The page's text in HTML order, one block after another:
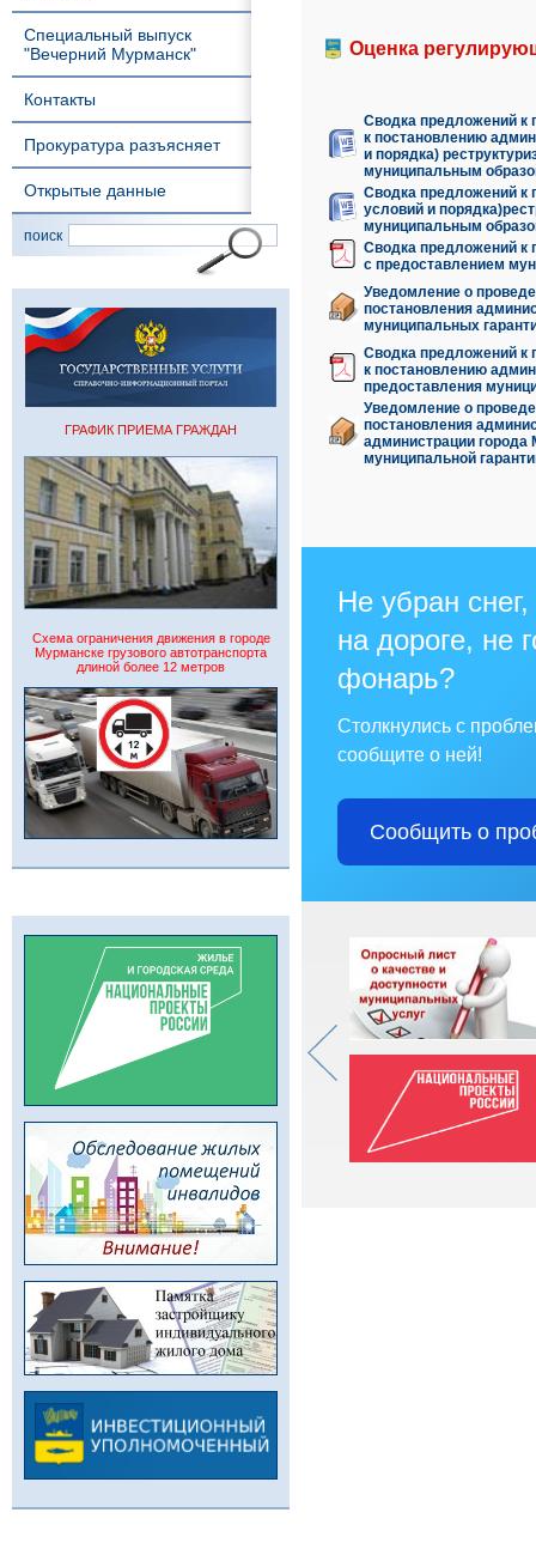
Специальный выпуск
"Вечерний Мурманск"
Контакты
Прокуратура разъясняет
Открытые данные
поиск
ГРАФИК ПРИЕМА ГРАЖДАН
Схема ограничения движения в городе
Мурманске грузового автотранспорта
длиной более 12 метров
Оценка
Сводка предложений к
к постановлению
и порядка)
муниципальным
Сводка предложений к
условий и
муниципальным
Сводка предложений к
с предоставлением
Уведомление о
постановления
муниципальных
Сводка предложений к
к постановлению
предоставления
Уведомление о
постановления
администрации города
муниципальной
Не убран
на дороге, не
фонарь?
Столкнулись с
сообщите о ней!
Сообщить о